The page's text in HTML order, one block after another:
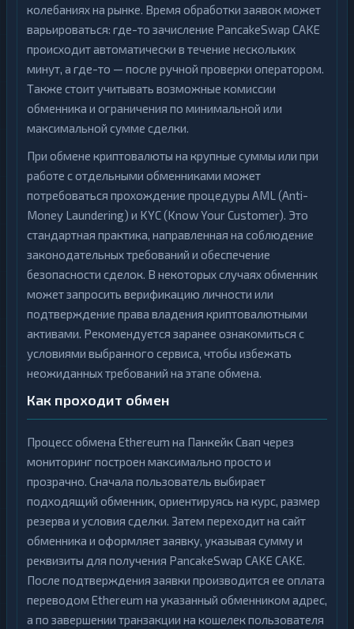
колебаниях на рынке. Время обработки заявок может
варьироваться: где-то зачисление PancakeSwap CAKE
происходит автоматически в течение нескольких
минут, а где-то — после ручной проверки оператором.
Также стоит учитывать возможные комиссии
обменника и ограничения по минимальной или
максимальной сумме сделки.
При обмене криптовалюты на крупные суммы или при
работе с отдельными обменниками может
потребоваться прохождение процедуры AML (Anti-
Money Laundering) и KYC (Know Your Customer). Это
стандартная практика, направленная на соблюдение
законодательных требований и обеспечение
безопасности сделок. В некоторых случаях обменник
может запросить верификацию личности или
подтверждение права владения криптовалютными
активами. Рекомендуется заранее ознакомиться с
условиями выбранного сервиса, чтобы избежать
неожиданных требований на этапе обмена.
Как проходит обмен
Процесс обмена Ethereum на Панкейк Свап через
мониторинг построен максимально просто и
прозрачно. Сначала пользователь выбирает
подходящий обменник, ориентируясь на курс, размер
резерва и условия сделки. Затем переходит на сайт
обменника и оформляет заявку, указывая сумму и
реквизиты для получения PancakeSwap CAKE CAKE.
После подтверждения заявки производится ее оплата
переводом Ethereum на указанный обменником адрес,
а по завершении транзакции на кошелек пользователя